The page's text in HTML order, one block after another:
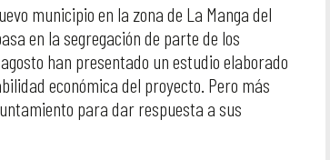
municipio en la zona de La Manga del
en la segregación de parte de los
han presentado un estudio elaborado
económica del proyecto. Pero más
para dar respuesta a sus